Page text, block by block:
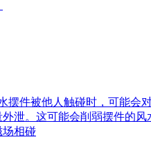
件被他人触碰时，可能会
泄。这可能会削弱摆件的风
场相碰